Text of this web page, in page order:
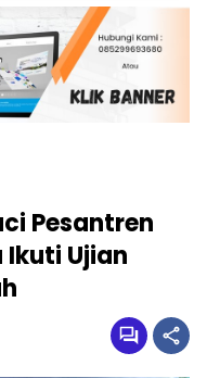
Pesantren
Ikuti Ujian